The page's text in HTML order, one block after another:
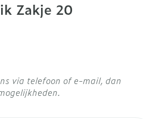
Zakje 20
via telefoon of e-mail, dan